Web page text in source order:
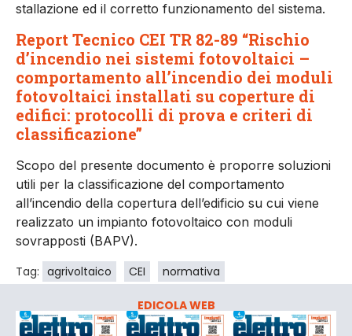
stallazione ed il corretto funzio­namento del sistema.
Report Tecnico CEI TR 82-89 “Rischio
d’incendio nei sistemi fotovoltaici –
comportamento all’incendio dei moduli
fotovoltaici installati su coperture di
edifici: protocolli di prova e criteri di
classificazione”
Scopo del presente documen­to è proporre soluzioni
utili per la classificazione del comporta­mento
all’incendio della coper­tura dell’edificio su cui viene
re­alizzato un impianto fotovoltaico con moduli
sovrapposti (BAPV).
Tag: agrivoltaico CEI normativa
EDICOLA WEB